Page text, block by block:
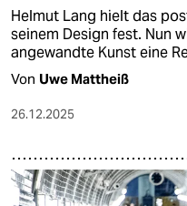
Helmut Lang hielt das
seinem Design fest. Nun
angewandte Kunst eine
Von Uwe Mattheiß
26.12.2025